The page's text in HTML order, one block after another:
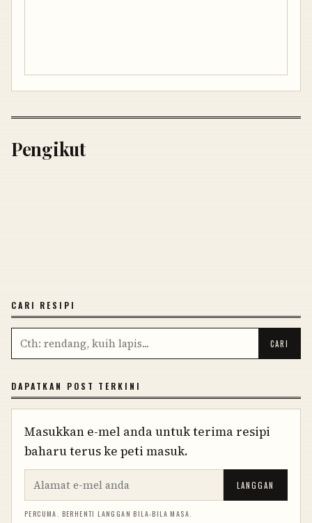
Pengikut
CARI RESIPI
DAPATKAN POST TERKINI
Masukkan e-mel anda untuk terima resipi
baharu terus ke peti masuk.
LANGGAN
PERCUMA. BERHENTI LANGGAN BILA-BILA MASA.